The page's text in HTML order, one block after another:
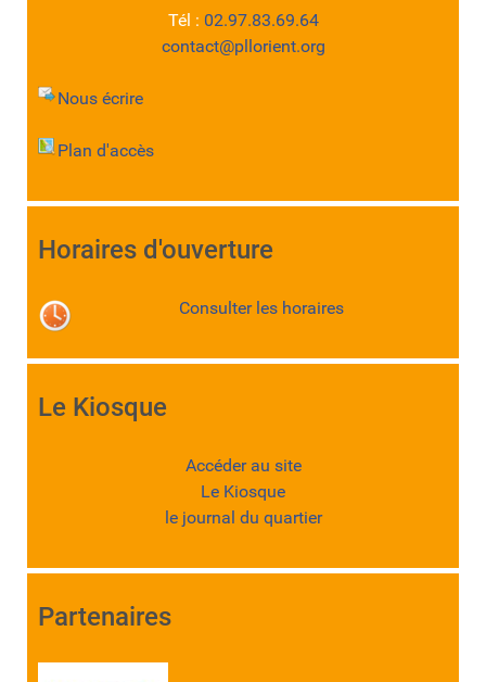
Tél : 02.97.83.69.64
contact@pllorient.org
Nous écrire
Plan d'accès
Horaires d'ouverture
Consulter les horaires
Le Kiosque
Accéder au site
Le Kiosque
le journal du quartier
Partenaires